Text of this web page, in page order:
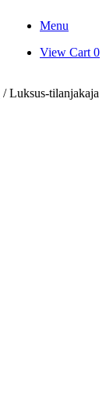
Menu
View
View Cart 0
/ Luksus-tilanjakaja